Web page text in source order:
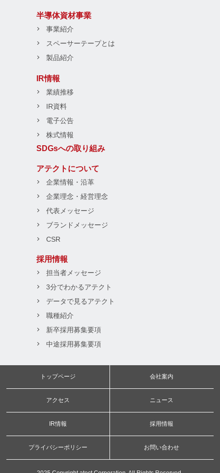
半導体資材事業
事業紹介
スペーサーテープとは
製品紹介
IR情報
業績推移
IR資料
電子公告
株式情報
SDGsへの取り組み
アテクトについて
企業情報・沿革
企業理念・経営理念
代表メッセージ
ブランドメッセージ
CSR
採用情報
担当者メッセージ
3分でわかるアテクト
データで見るアテクト
職種紹介
新卒採用募集要項
中途採用募集要項
トップページ 会社案内
アクセス ニュース
IR情報 採用情報
プライバシーポリシー お問い合わせ